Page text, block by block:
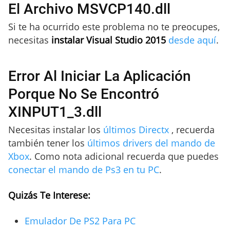
El Archivo MSVCP140.dll
Si te ha ocurrido este problema no te preocupes,
necesitas instalar Visual Studio 2015 desde aquí.
Error Al Iniciar La Aplicación
Porque No Se Encontró
XINPUT1_3.dll
Necesitas instalar los últimos Directx , recuerda
también tener los últimos drivers del mando de
Xbox. Como nota adicional recuerda que puedes
conectar el mando de Ps3 en tu PC.
Quizás Te Interese:
Emulador De PS2 Para PC